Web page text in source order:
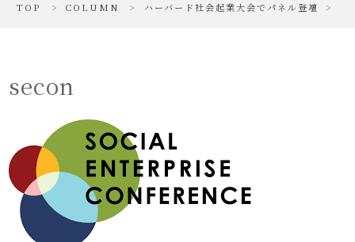
TOP > COLUMN > ハーバード社会起業大会でパネル登壇 >
secon